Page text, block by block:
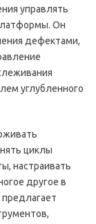
управлять
Он
дефектами,
углубленного
циклы
настраивать
другое в